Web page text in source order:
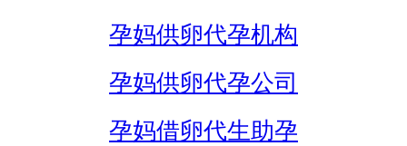
孕妈供卵代孕机构
孕妈供卵代孕公司
孕妈借卵代生助孕